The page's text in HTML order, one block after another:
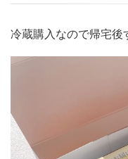
冷蔵購入なので帰宅